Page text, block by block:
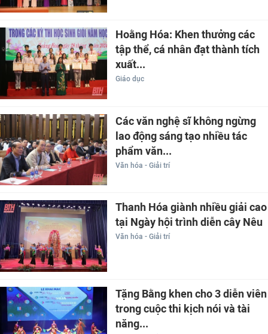
Hoằng Hóa: Khen thưởng các
tập thể, cá nhân đạt thành tích
xuất...
Giáo dục
Các văn nghệ sĩ không ngừng
lao động sáng tạo nhiều tác
phẩm văn...
Văn hóa - Giải trí
Thanh Hóa giành nhiều giải cao
tại Ngày hội trình diễn cây Nêu
Văn hóa - Giải trí
Tặng Bằng khen cho 3 diễn viên
trong cuộc thi kịch nói và tài
năng...